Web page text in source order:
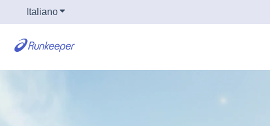
ItalianoMostra sottomenu per le traduzioni